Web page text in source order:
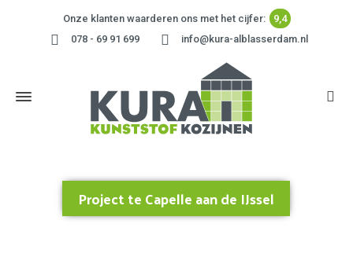
Onze klanten waarderen ons met het cijfer:
9,4
078 - 69 91 699
info@kura-alblasserdam.nl
Project te Capelle aan de IJssel